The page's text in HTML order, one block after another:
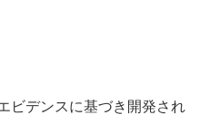
ビデンスに基づき開発され